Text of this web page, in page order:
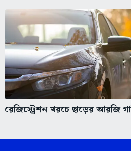
রেজিস্ট্রেশন খরচে ছাড়ের আরজি